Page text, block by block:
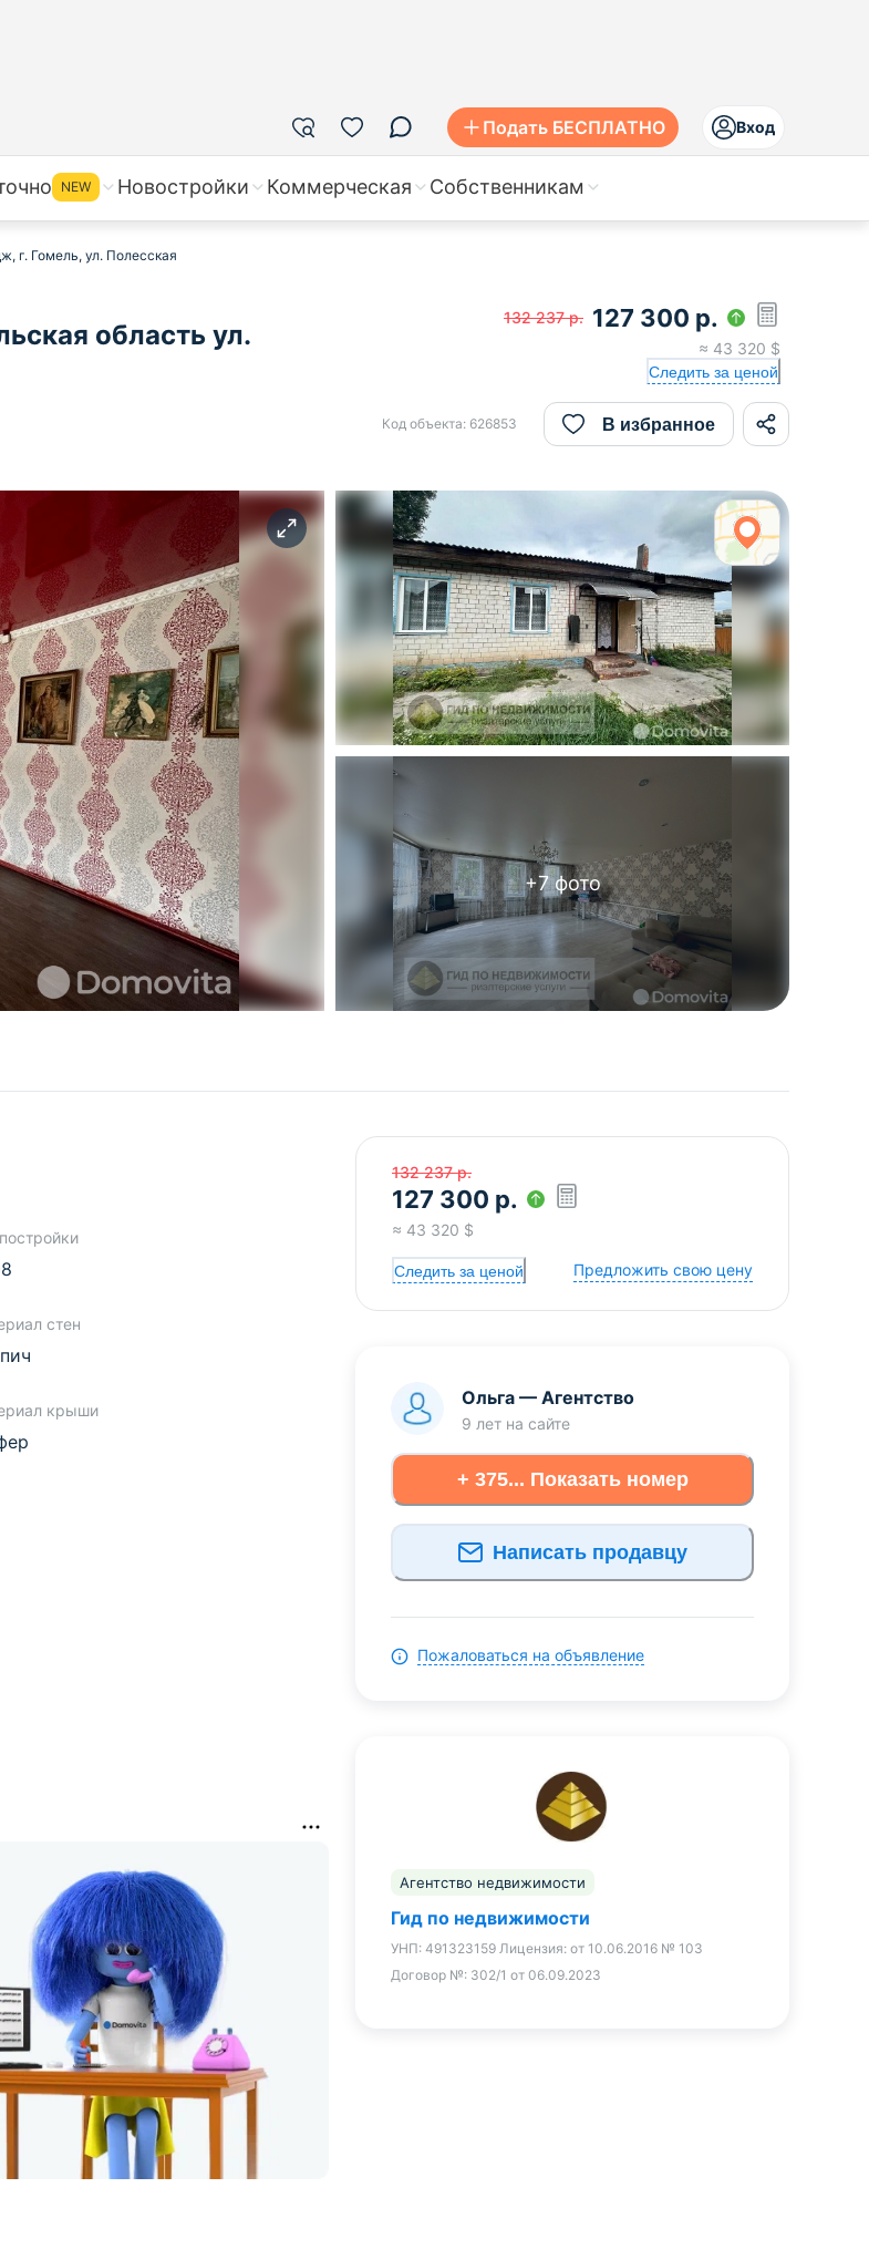
Подать БЕСПЛАТНО Вход
NEW Новостройки Коммерческая Собственникам
г. Гомель, ул. Полесская
область ул.
132 237 р. 127 300 р.
≈ 43 320 $
Следить за ценой
Код объекта: 626853 В избранное
+7фото
стен
крыши
132 237 р.
127 300 р.
≈ 43 320 $
Следить за ценой Предложить свою цену
Ольга — Агентство
9 лет на сайте
+ 375... Показать номер
Написать продавцу
Пожаловаться на объявление
Агентство недвижимости
Гид по недвижимости
УНП: 491323159 Лицензия: от 10.06.2016 № 103
Договор №: 302/1 от 06.09.2023